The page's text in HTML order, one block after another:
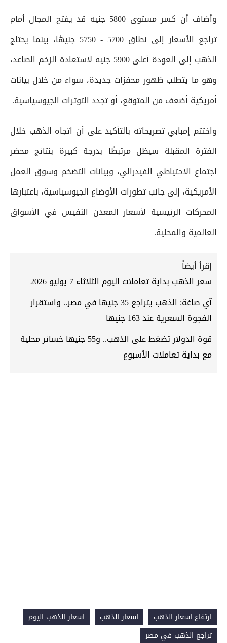
وأضاف أن كسر مستوى 5800 جنيه قد يفتح المجال أمام
تراجع الأسعار إلى نطاق 5700 - 5750 جنيهًا، بينما يحتاج
الذهب إلى العودة أعلى 5900 جنيه لاستعادة الزخم الصاعد،
وهو ما يتطلب ظهور محفزات جديدة، سواء من خلال بيانات
أمريكية أضعف من المتوقع، أو تجدد التوترات الجيوسياسية.
واختتم إمبابي تصريحاته بالتأكيد على أن اتجاه الذهب خلال
الفترة المقبلة سيظل مرتبطًا بدرجة كبيرة بنتائج محضر
اجتماع الاحتياطي الفيدرالي، وبيانات التضخم وسوق العمل
الأمريكية، إلى جانب تطورات الأوضاع الجيوسياسية، باعتبارها
المحركات الرئيسية لأسعار المعدن النفيس في الأسواق
العالمية والمحلية.
إقرأ أيضاً
سعر الذهب بداية تعاملات اليوم الثلاثاء 7 يوليو 2026
آي صاغة: الذهب يتراجع 35 جنيها في مصر.. واستقرار
الفجوة السعرية عند 163 جنيها
قوة الدولار تضغط على الذهب.. و55 جنيها خسائر محلية
مع بداية تعاملات الأسبوع
ارتفاع اسعار الذهب اسعار الذهب
اسعار الذهب اليوم
تراجع الذهب في مصر